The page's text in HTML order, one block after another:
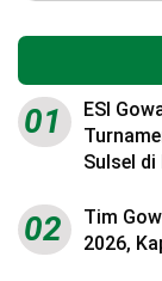
01
ESI
Sulsel
02
Tim
2026,